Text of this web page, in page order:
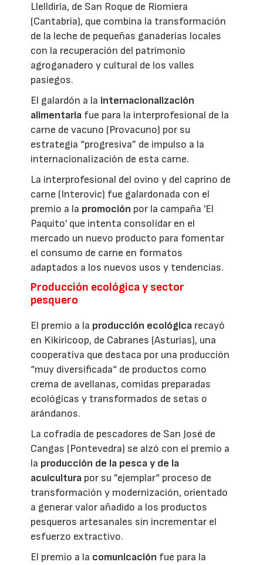
Llelldiría, de San Roque de Riomiera
(Cantabria), que combina la transformación
de la leche de pequeñas ganaderías locales
con la recuperación del patrimonio
agroganadero y cultural de los valles
pasiegos.
El galardón a la internacionalización
alimentaria fue para la interprofesional de la
carne de vacuno (Provacuno) por su
estrategia “progresiva” de impulso a la
internacionalización de esta carne.
La interprofesional del ovino y del caprino de
carne (Interovic) fue galardonada con el
premio a la promoción por la campaña 'El
Paquito' que intenta consolidar en el
mercado un nuevo producto para fomentar
el consumo de carne en formatos
adaptados a los nuevos usos y tendencias.
Producción ecológica y sector
pesquero
El premio a la producción ecológica recayó
en Kikiricoop, de Cabranes (Asturias), una
cooperativa que destaca por una producción
“muy diversificada“ de productos como
crema de avellanas, comidas preparadas
ecológicas y transformados de setas o
arándanos.
La cofradía de pescadores de San José de
Cangas (Pontevedra) se alzó con el premio a
la producción de la pesca y de la
acuicultura por su ”ejemplar“ proceso de
transformación y modernización, orientado
a generar valor añadido a los productos
pesqueros artesanales sin incrementar el
esfuerzo extractivo.
El premio a la comunicación fue para la